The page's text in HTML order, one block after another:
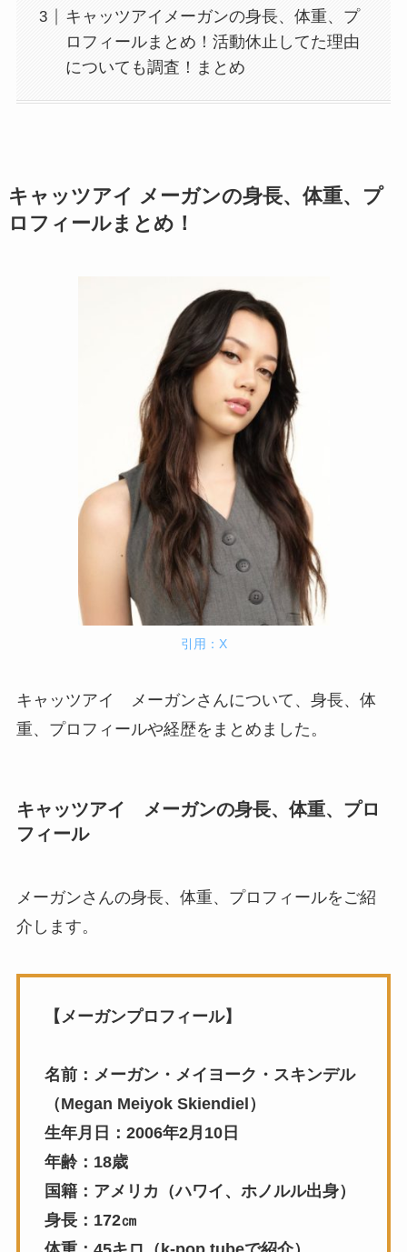
キャッツアイメーガンの身長、体重、プ
ロフィールまとめ！活動休止してた理由
についても調査！まとめ
キャッツアイ メーガンの身長、体重、プ
ロフィールまとめ！
引用：X
キャッツアイ メーガンさんについて、身長、体
重、プロフィールや経歴をまとめました。
キャッツアイ メーガンの身長、体重、プロ
フィール
メーガンさんの身長、体重、プロフィールをご紹
介します。
【メーガンプロフィール】
名前：メーガン・メイヨーク・スキンデル
（Megan Meiyok Skiendiel）
生年月日：2006年2月10日
年齢：18歳
国籍：アメリカ（ハワイ、ホノルル出身）
身長：172㎝